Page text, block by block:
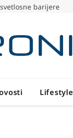
svetlosne barijere
Lifestyle